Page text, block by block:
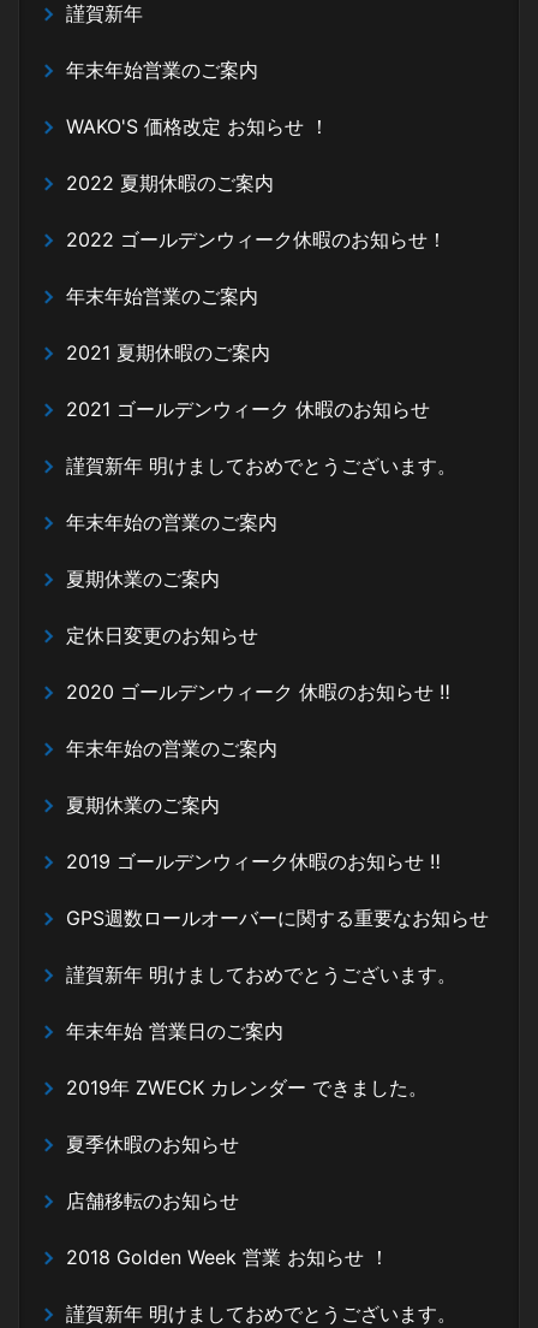
謹賀新年
年末年始営業のご案内
WAKO'S 価格改定 お知らせ ！
2022 夏期休暇のご案内
2022 ゴールデンウィーク休暇のお知らせ！
年末年始営業のご案内
2021 夏期休暇のご案内
2021 ゴールデンウィーク 休暇のお知らせ
謹賀新年 明けましておめでとうございます。
年末年始の営業のご案内
夏期休業のご案内
定休日変更のお知らせ
2020 ゴールデンウィーク 休暇のお知らせ ‼
年末年始の営業のご案内
夏期休業のご案内
2019 ゴールデンウィーク休暇のお知らせ ‼
GPS週数ロールオーバーに関する重要なお知らせ
謹賀新年 明けましておめでとうございます。
年末年始 営業日のご案内
2019年 ZWECK カレンダー できました。
夏季休暇のお知らせ
店舗移転のお知らせ
2018 Golden Week 営業 お知らせ ！
謹賀新年 明けましておめでとうございます。